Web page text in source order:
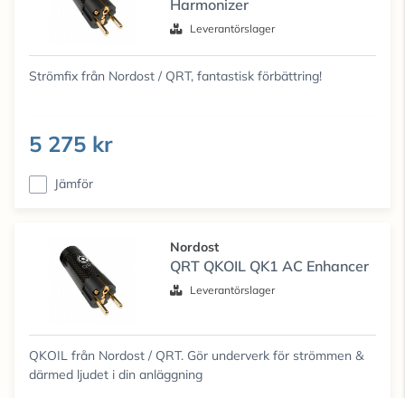
Harmonizer
Leverantörslager
Strömfix från Nordost / QRT, fantastisk förbättring!
5 275 kr
Jämför
Nordost
QRT QKOIL QK1 AC Enhancer
Leverantörslager
QKOIL från Nordost / QRT. Gör underverk för strömmen &
därmed ljudet i din anläggning